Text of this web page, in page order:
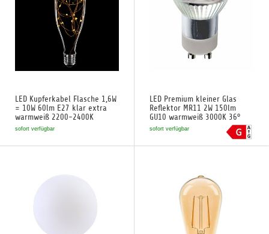
LED Kupferkabel Flasche 1,6W
= 10W 60lm E27 klar extra
warmweiß 2200-2400K
sofort verfügbar
LED Premium kleiner Glas
Reflektor MR11 2W 150lm
GU10 warmweiß 3000K 36°
sofort verfügbar